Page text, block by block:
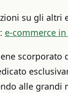
su gli altri
e-commerce in
scorporato
alle grandi